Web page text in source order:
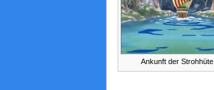
Ankunft der Strohhüte